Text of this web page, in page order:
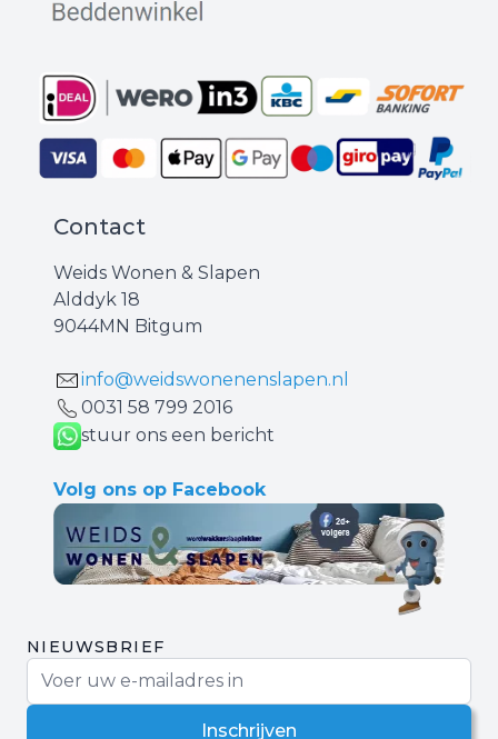
Contact
Weids Wonen & Slapen
Alddyk 18
9044MN Bitgum
info@weidswonenenslapen.nl
0031 ‪58 799 2016‬
stuur ons een bericht
Volg ons op Facebook
NIEUWSBRIEF
Inschrijven